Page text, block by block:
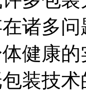
诸多
健康
装技